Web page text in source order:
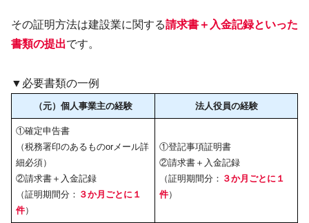
その証明方法は建設業に関する請求書＋入金記録といった
書類の提出です。
▼必要書類の一例
（元）個人事業主の経験 法人役員の経験
①確定申告書
（税務署印のあるものorメール詳
細必須）
②請求書＋入金記録
（証明期間分： ３か月ごとに１
件）
①登記事項証明書
②請求書＋入金記録
（証明期間分： ３か月ごとに１
件）